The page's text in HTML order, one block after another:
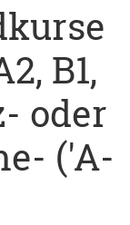
B1,
oder
('A-